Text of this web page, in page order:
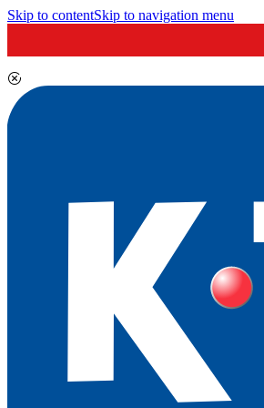
Skip to contentSkip to navigation menu